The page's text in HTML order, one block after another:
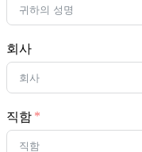
회사
직함